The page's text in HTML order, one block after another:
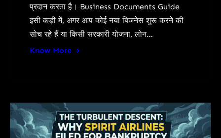
प्रदान करता है। Business Documents Guide
इसी कड़ी में, अगर आप कोई नया बिजनेस शुरू करने की
सोच रहे हैं या किसी सरकारी योजना, लोन…
Know More